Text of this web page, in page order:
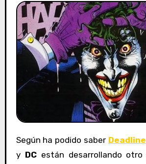
Según ha podido saber Deadline
y DCestán desarrollando otro